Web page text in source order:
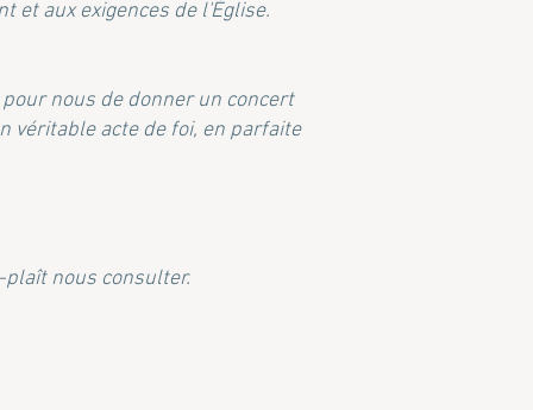
et aux exigences de l'Église.
nous de donner un concert
véritable acte de foi, en parfaite
nous consulter.